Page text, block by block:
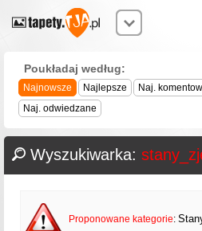
Poukładaj według:
Najnowsze Najlepsze Naj.
Naj. odwiedzane
Wyszukiwarka:
Proponowane kategorie: